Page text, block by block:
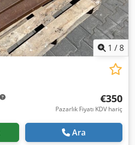
1 /8
€350
Pazarlık Fiyatı KDV hariç
Ara